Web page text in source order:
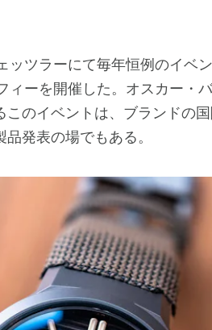
ッツラーにて毎年恒例のイベ
ィーを開催した。オスカー・
のイベントは、ブランドの
発表の場でもある。